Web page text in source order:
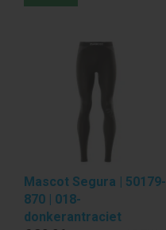
Mascot Segura | 50179-
870 | 018-
donkerantraciet